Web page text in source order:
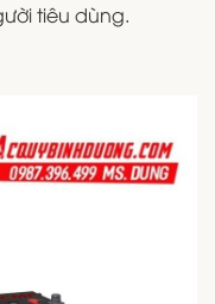
tiêu dùng.